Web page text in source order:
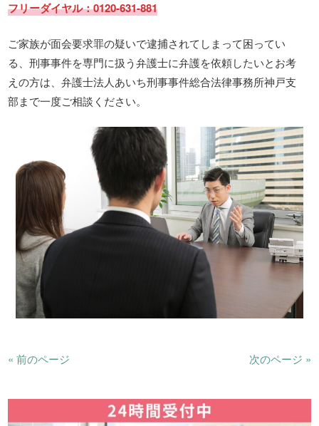
フリーダイヤル：0120-631-881
ご家族が面会要求罪の疑いで逮捕されてしまって困ってい
る、刑事事件を専門に扱う弁護士に弁護を依頼したいとお考
えの方は、弁護士法人あいち刑事事件総合法律事務所神戸支
部まで一度ご相談ください。
« 前のページ 次のページ »